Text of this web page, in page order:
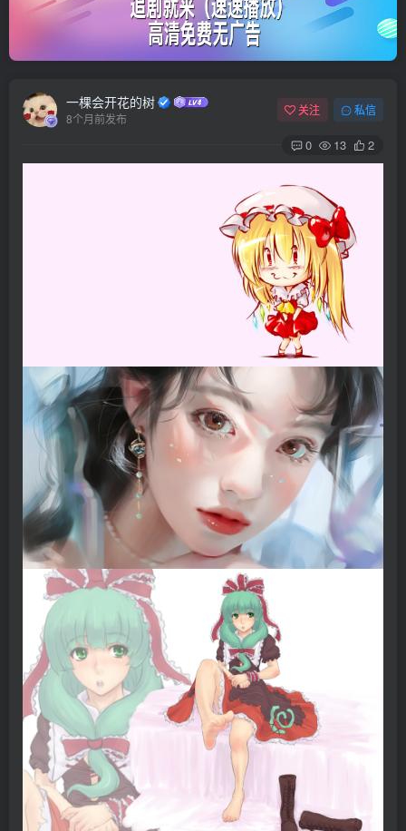
一棵会开花的树
8个月前发布
关注 私信
0 13 2